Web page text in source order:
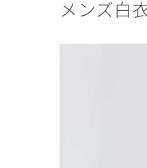
メンズ白